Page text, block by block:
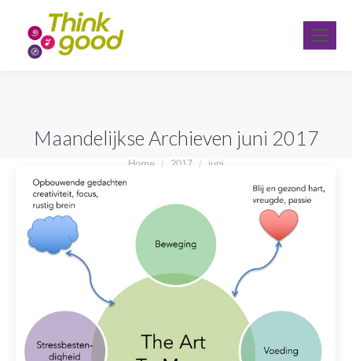
Maandelijkse Archieven juni 2017
Je bent hier:
Home 2017 juni